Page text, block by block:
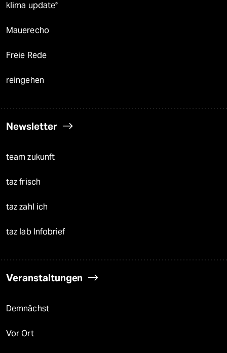
klima update°
Mauerecho
Freie Rede
reingehen
Newsletter
team zukunft
taz frisch
taz zahl ich
taz lab Infobrief
Veranstaltungen
Demnächst
Vor Ort